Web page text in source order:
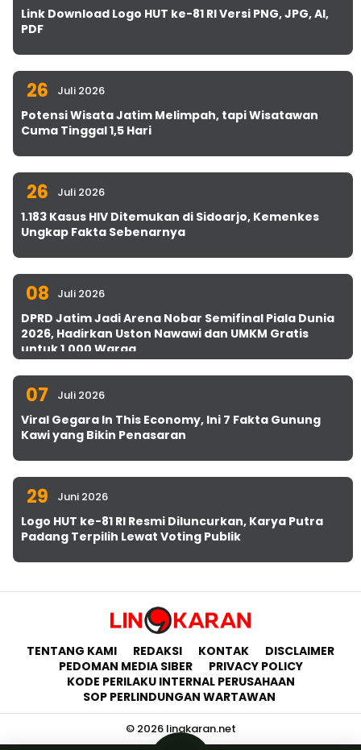
Link Download Logo HUT ke-81 RI Versi PNG, JPG, AI,
PDF
26 Juli 2026
Potensi Wisata Jatim Melimpah, tapi Wisatawan
Cuma Tinggal 1,5 Hari
26 Juli 2026
1.183 Kasus HIV Ditemukan di Sidoarjo, Kemenkes
Ungkap Fakta Sebenarnya
08 Juli 2026
DPRD Jatim Jadi Arena Nobar Semifinal Piala Dunia
2026, Hadirkan Uston Nawawi dan UMKM Gratis
untuk 1.000 Warga
07 Juli 2026
Viral Gegara In This Economy, Ini 7 Fakta Gunung
Kawi yang Bikin Penasaran
29 Juni 2026
Logo HUT ke-81 RI Resmi Diluncurkan, Karya Putra
Padang Terpilih Lewat Voting Publik
TENTANG KAMI REDAKSI KONTAK
DISCLAIMER
PEDOMAN MEDIA SIBER
PRIVACY POLICY
KODE PERILAKU INTERNAL PERUSAHAAN
SOP PERLINDUNGAN WARTAWAN
© 2026 lingkaran.net